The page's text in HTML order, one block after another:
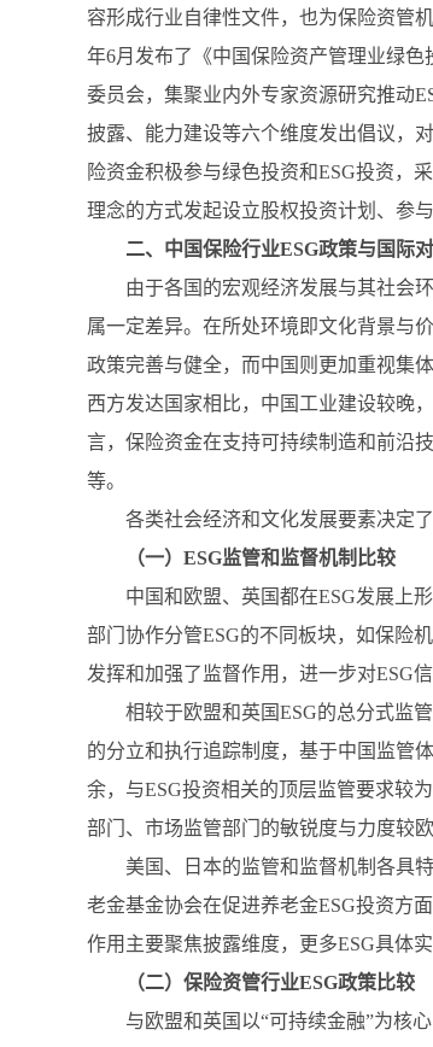
容形成行业自律性文件，也为保险资管
年6月发布了《中国保险资产管理业绿
委员会，集聚业内外专家资源研究推动
披露、能力建设等六个维度发出倡议，
险资金积极参与绿色投资和ESG投资，
理念的方式发起设立股权投资计划、参
二、中国保险行业ESG政策与国际
由于各国的宏观经济发展与其社会
属一定差异。在所处环境即文化背景与
政策完善与健全，而中国则更加重视集
西方发达国家相比，中国工业建设较晚
言，保险资金在支持可持续制造和前沿
等。
各类社会经济和文化发展要素决定
（一）ESG监管和监督机制比较
中国和欧盟、英国都在ESG发展上
部门协作分管ESG的不同板块，如保险
发挥和加强了监督作用，进一步对ESG
相较于欧盟和英国ESG的总分式监
的分立和执行追踪制度，基于中国监管
余，与ESG投资相关的顶层监管要求较
部门、市场监管部门的敏锐度与力度较
美国、日本的监管和监督机制各具
老金基金协会在促进养老金ESG投资方
作用主要聚焦披露维度，更多ESG具体
（二）保险资管行业ESG政策比较
与欧盟和英国以“可持续金融”为核